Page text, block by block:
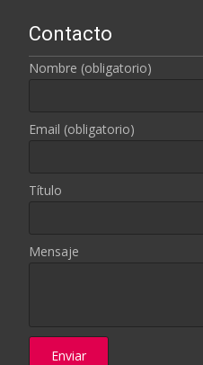
Contacto
Nombre (obligatorio)
Email (obligatorio)
Título
Mensaje